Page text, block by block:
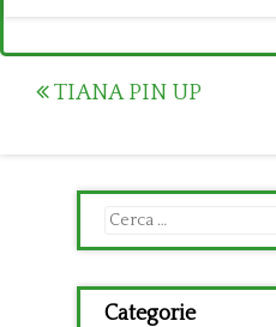
Post
TIANA PIN UP
Ricerca
per:
Categorie